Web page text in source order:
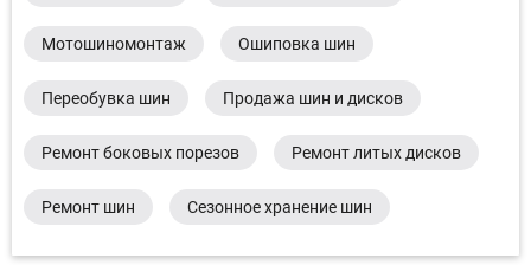
Мотошиномонтаж Ошиповка шин
Переобувка шин Продажа шин и дисков
Ремонт боковых порезов Ремонт литых дисков
Ремонт шин Сезонное хранение шин